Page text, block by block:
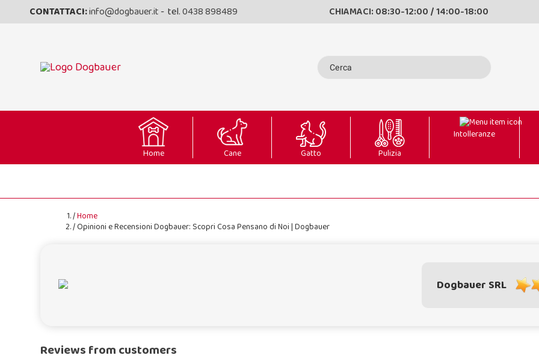
CONTATTACI:info@dogbauer.it - tel.0438 898489 CHIAMACI: 08:30-12:00 / 14:00-18:00
Home Cane Gatto Pulizia
Intolleranze
Home
Opinioni e Recensioni Dogbauer: Scopri Cosa Pensano di Noi | Dogbauer
Dogbauer SRL
Reviews from customers